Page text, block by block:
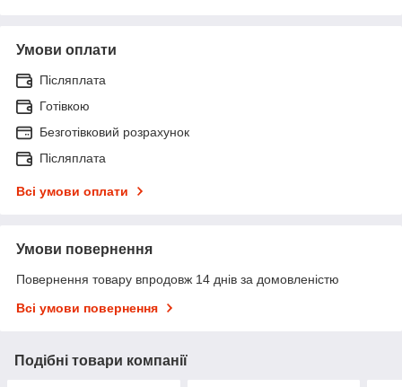
Умови оплати
Післяплата
Готівкою
Безготівковий розрахунок
Післяплата
Всі умови оплати
Умови повернення
Повернення товару впродовж 14 днів за домовленістю
Всі умови повернення
Подібні товари компанії